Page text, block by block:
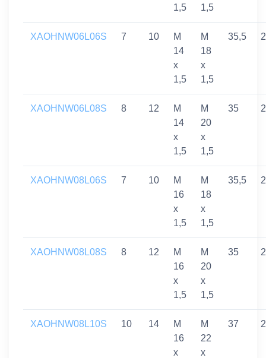
1,5
1,5
XAOHNW06L06S 7 10
M
14
x
1,5
M
18
x
1,5
35,5
XAOHNW06L08S 8 12
M
14
x
1,5
M
20
x
1,5
35
XAOHNW08L06S 7 10
M
16
x
1,5
M
18
x
1,5
35,5
XAOHNW08L08S 8 12
M
16
x
1,5
M
20
x
1,5
35
XAOHNW08L10S 10 14
M
16
x
M
22
x
37